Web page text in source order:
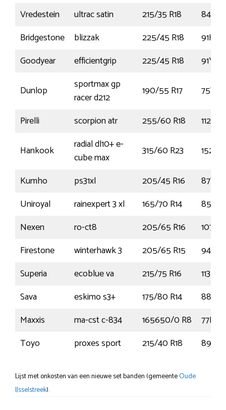
Vredestein
ultrac satin 215/35 R18
84Y
Bridgestone
blizzak 225/45 R18
91H
Goodyear
efficientgrip 225/45 R18
91Y
Dunlop
sportmax gp
racer d212
190/55 R17
75W
Pirelli
scorpion atr 255/60 R18
112T
Hankook
radial dl10+ e-
cube max
315/60 R23
152L
Kumho
ps31xl 205/45 R16
87W
Uniroyal
rainexpert 3 xl 165/70 R14
85T
Nexen
ro-ct8 205/65 R16
107T
Firestone
winterhawk 3 205/65 R15
94H
Superia
ecoblue va 215/75 R16
113R
Sava
eskimo s3+ 175/80 R14
88T
Maxxis
ma-cst c-834 165650/0 R8
77M
Toyo
proxes sport 215/40 R18 89Y
Lijst met onkosten van een nieuwe set banden (gemeenteOude
IJsselstreek).